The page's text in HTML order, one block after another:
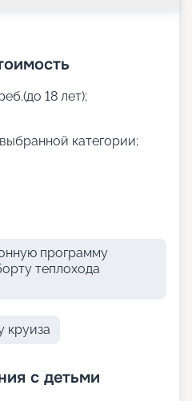
18 лет);
категории;
программу
теплохода
круиза
с детьми